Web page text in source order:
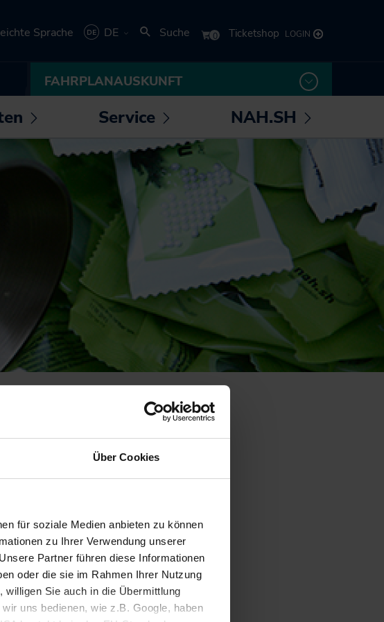
Über Cookies
für soziale Medien anbieten zu können
zu Ihrer Verwendung unserer
Partner führen diese Informationen
oder die sie im Rahmen Ihrer Nutzung
willigen Sie auch in die Übermittlung
uns bedienen, wie z.B. Google, haben
Sprache
DE
Deutsch
English
Suche
FAHRPLANAUSKUNFT
Untermenü
öffnen /
schließen
für
Holstein
Service
Untermenü
öffnen /
schließen
los! - Das Magazin für
Mobilität
NAH.ran! - Das
Nachhaltigkeitsmagazin
NAH.SH erleben
Radtouren durch
Schleswig-Holstein
Nachhaltiges
Hausaufgabenheft für
Schüler*innen in SH
NAH.SH
Untermenü
schließen
Die NAH.SH GmbH
Verkehrsunternehmen
Stellenangebote der
NAH.SH GmbH
Sei Teil der
Verkehrswende! Dein
Job im Nahverkehr.
13
nano, fünf
dürfen. Die